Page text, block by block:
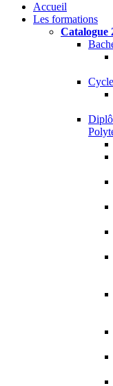
Accueil
Les formations
Catalogue